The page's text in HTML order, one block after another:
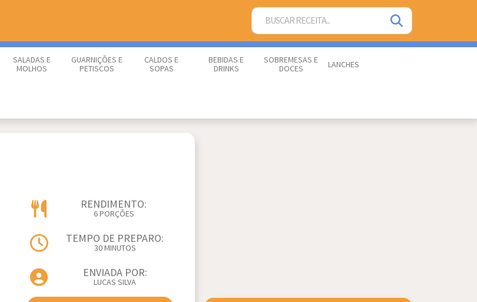
SALADAS E
MOLHOS
GUARNIÇÕES E
PETISCOS
CALDOS E
SOPAS
BEBIDAS E
DRINKS
SOBREMESAS E
DOCES
LANCHES
RENDIMENTO:
6 PORÇÕES
TEMPO DE PREPARO:
30 MINUTOS
ENVIADA POR:
LUCAS SILVA